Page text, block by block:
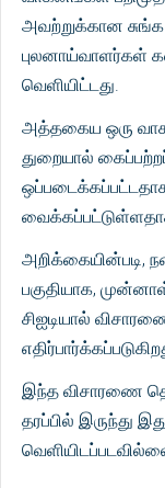
அவற்றுக்கான சுங்க
புலனாய்வாளர்கள்
வெளியிட்டது.
அத்தகைய ஒரு
துறையால்
அறிக்கையின்படி,
பகுதியாக,
சிஐடியால்
இந்த விசாரணை
தரப்பில் இருந்து